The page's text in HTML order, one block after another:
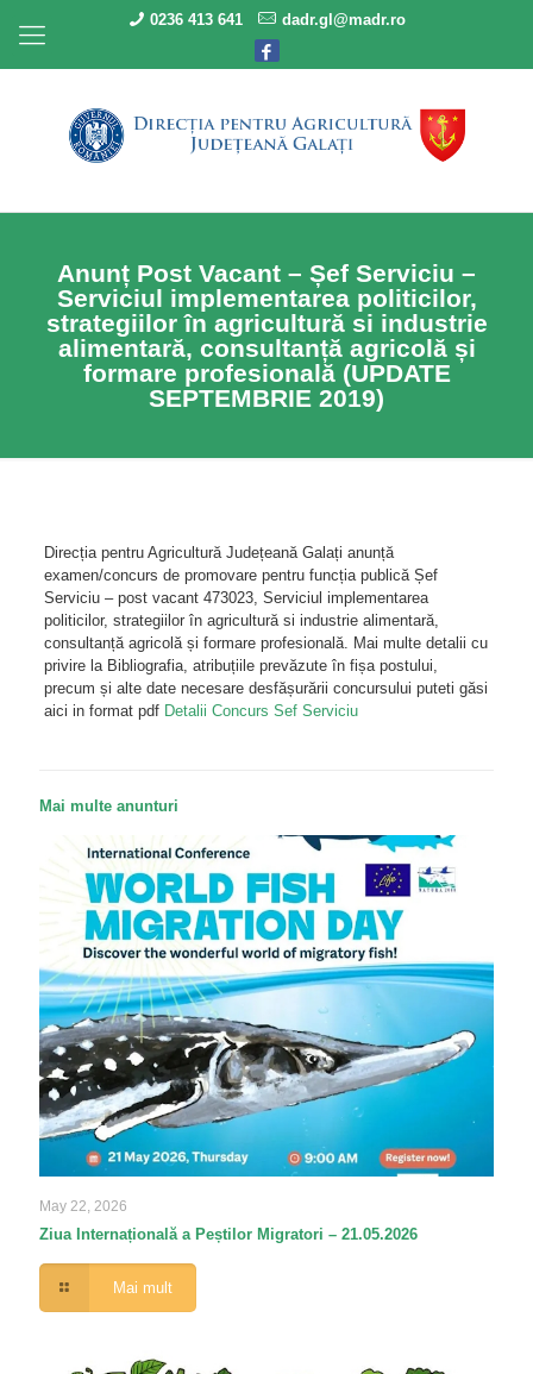
0236 413 641 dadr.gl@madr.ro
Anunț Post Vacant – Șef Serviciu –
Serviciul implementarea politicilor,
strategiilor în agricultură si industrie
alimentară, consultanță agricolă și
formare profesională (UPDATE
SEPTEMBRIE 2019)
Direcția pentru Agricultură Județeană Galați anunță
examen/concurs de promovare pentru funcția publică Șef
Serviciu – post vacant 473023, Serviciul implementarea
politicilor, strategiilor în agricultură si industrie alimentară,
consultanță agricolă și formare profesională. Mai multe detalii cu
privire la Bibliografia, atribuțiile prevăzute în fișa postului,
precum și alte date necesare desfășurării concursului puteti găsi
aici in format pdf Detalii Concurs Sef Serviciu
Mai multe anunturi
May 22, 2026
Ziua Internațională a Peștilor Migratori – 21.05.2026
Mai mult